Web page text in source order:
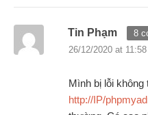
Tin Phạm
8
26/12/2020 at
Mình bị lỗi không
http://IP/